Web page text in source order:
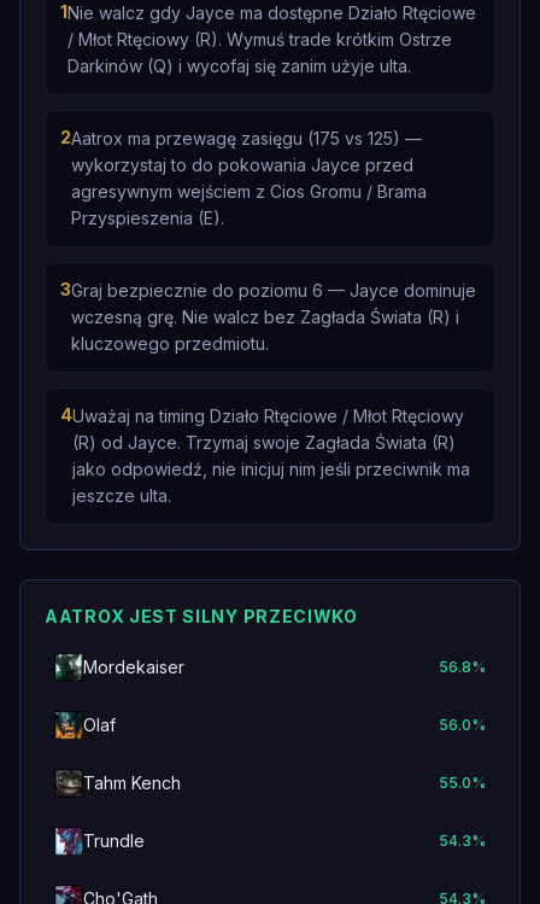
1Nie walcz gdy Jayce ma dostępne Działo Rtęciowe
/ Młot Rtęciowy (R). Wymuś trade krótkim Ostrze
Darkinów (Q) i wycofaj się zanim użyje ulta.
2Aatrox ma przewagę zasięgu (175 vs 125) —
wykorzystaj to do pokowania Jayce przed
agresywnym wejściem z Cios Gromu / Brama
Przyspieszenia (E).
3Graj bezpiecznie do poziomu 6 — Jayce dominuje
wczesną grę. Nie walcz bez Zagłada Świata (R) i
kluczowego przedmiotu.
4Uważaj na timing Działo Rtęciowe / Młot Rtęciowy
(R) od Jayce. Trzymaj swoje Zagłada Świata (R)
jako odpowiedź, nie inicjuj nim jeśli przeciwnik ma
jeszcze ulta.
AATROX JEST SILNY PRZECIWKO
Mordekaiser 56.8%
Olaf 56.0%
Tahm Kench 55.0%
Trundle 54.3%
Cho'Gath 54.3%